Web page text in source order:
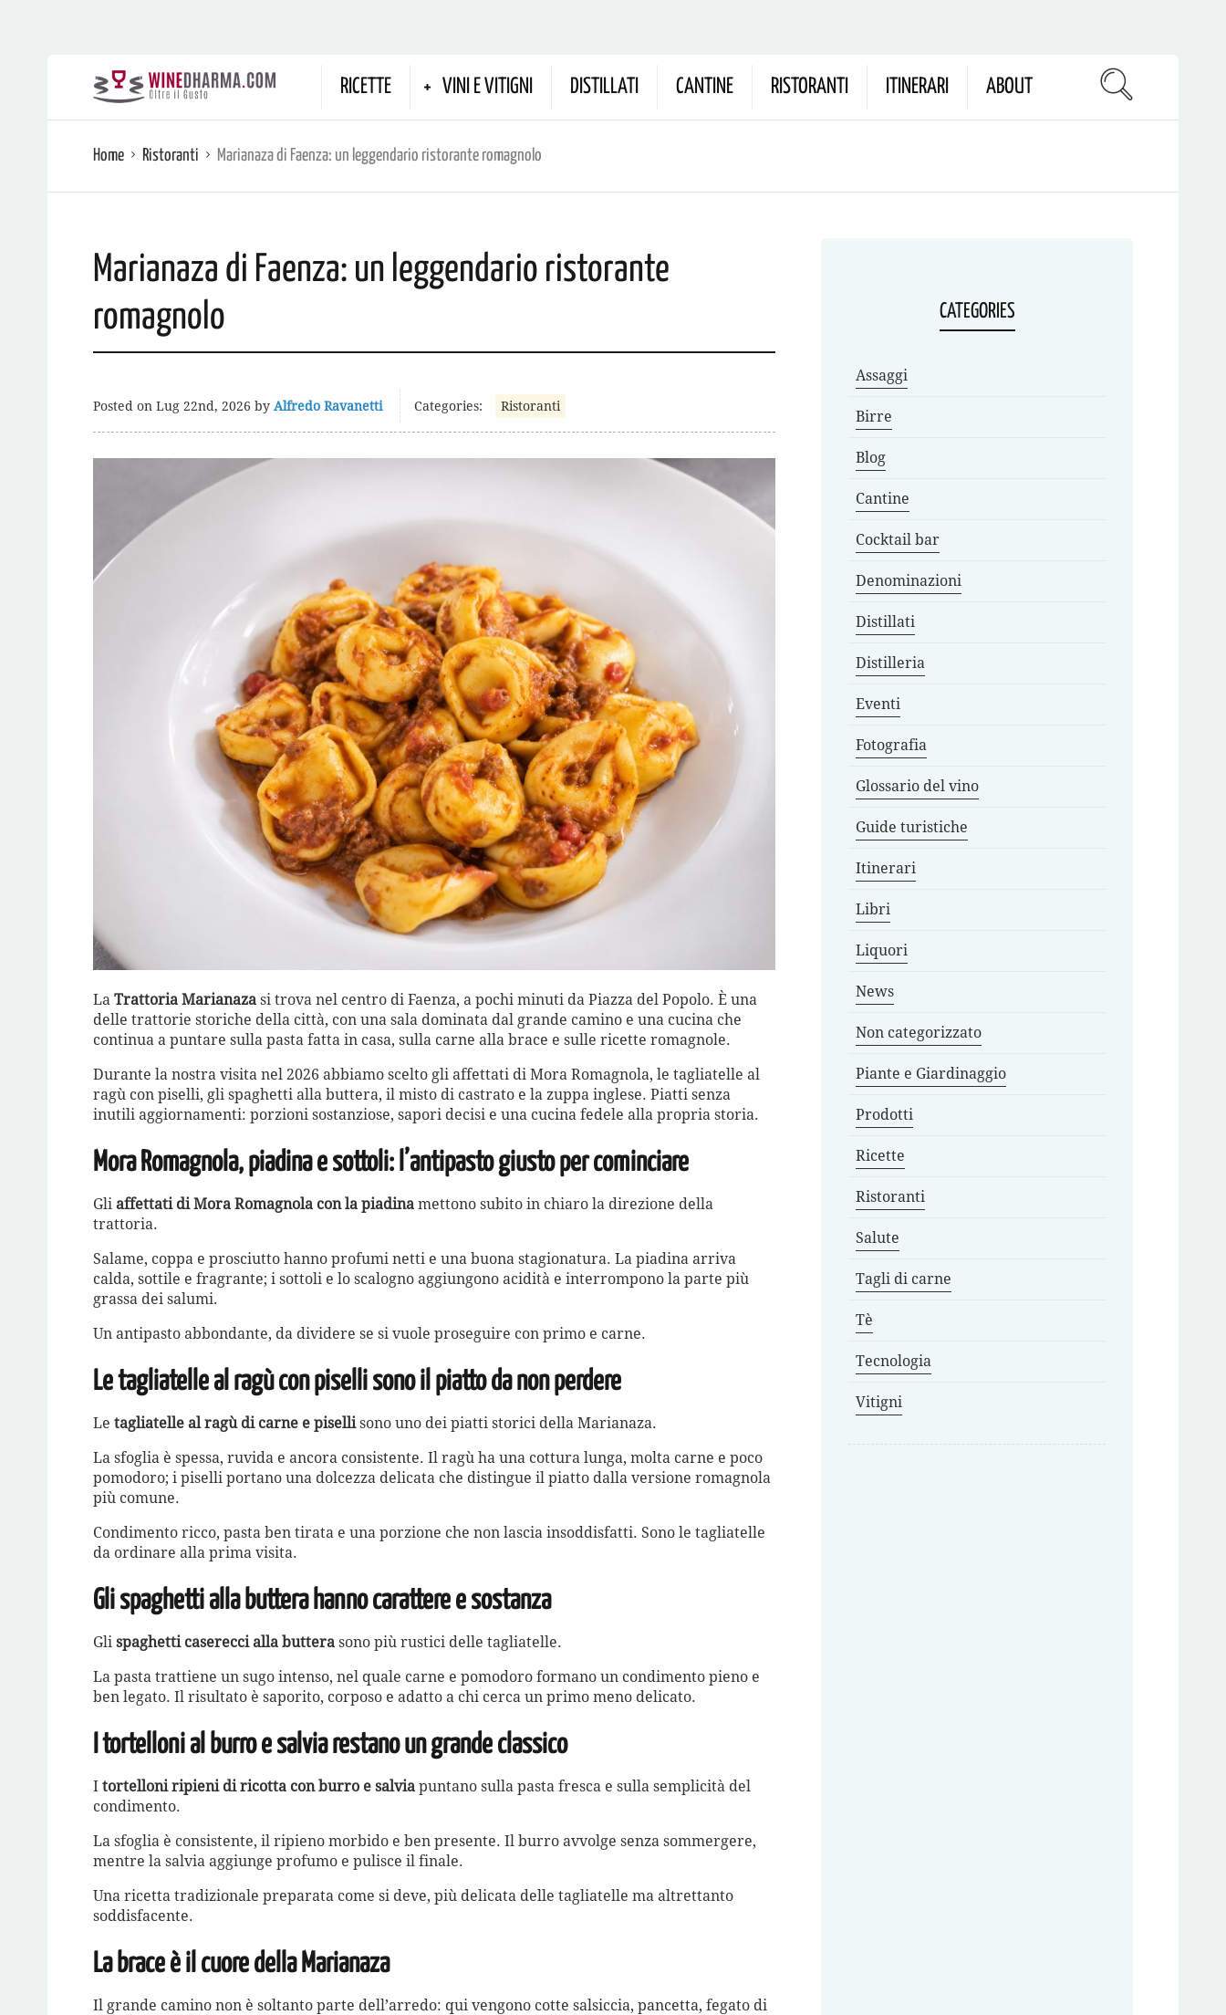
RICETTE VINI E VITIGNI DISTILLATI CANTINE RISTORANTI ITINERARI ABOUT
Home Ristoranti Marianaza di Faenza: un leggendario ristorante romagnolo
Marianaza di Faenza: un leggendario ristorante
romagnolo
Posted on Lug 22nd, 2026 by Alfredo Ravanetti Categories: Ristoranti
La Trattoria Marianaza si trova nel centro di Faenza, a pochi minuti da Piazza del Popolo. È una
delle trattorie storiche della città, con una sala dominata dal grande camino e una cucina che
continua a puntare sulla pasta fatta in casa, sulla carne alla brace e sulle ricette romagnole.
Durante la nostra visita nel 2026 abbiamo scelto gli affettati di Mora Romagnola, le tagliatelle al
ragù con piselli, gli spaghetti alla buttera, il misto di castrato e la zuppa inglese. Piatti senza
inutili aggiornamenti: porzioni sostanziose, sapori decisi e una cucina fedele alla propria storia.
Mora Romagnola, piadina e sottoli: l’antipasto giusto per cominciare
Gli affettati di Mora Romagnola con la piadina mettono subito in chiaro la direzione della
trattoria.
Salame, coppa e prosciutto hanno profumi netti e una buona stagionatura. La piadina arriva
calda, sottile e fragrante; i sottoli e lo scalogno aggiungono acidità e interrompono la parte più
grassa dei salumi.
Un antipasto abbondante, da dividere se si vuole proseguire con primo e carne.
Le tagliatelle al ragù con piselli sono il piatto da non perdere
Le tagliatelle al ragù di carne e pisellisono uno dei piatti storici della Marianaza.
La sfoglia è spessa, ruvida e ancora consistente. Il ragù ha una cottura lunga, molta carne e poco
pomodoro; i piselli portano una dolcezza delicata che distingue il piatto dalla versione romagnola
più comune.
Condimento ricco, pasta ben tirata e una porzione che non lascia insoddisfatti. Sono le tagliatelle
da ordinare alla prima visita.
Gli spaghetti alla buttera hanno carattere e sostanza
Gli spaghetti caserecci alla buttera sono più rustici delle tagliatelle.
La pasta trattiene un sugo intenso, nel quale carne e pomodoro formano un condimento pieno e
ben legato. Il risultato è saporito, corposo e adatto a chi cerca un primo meno delicato.
I tortelloni al burro e salvia restano un grande classico
I tortelloni ripieni di ricotta con burro e salvia puntano sulla pasta fresca e sulla semplicità del
condimento.
La sfoglia è consistente, il ripieno morbido e ben presente. Il burro avvolge senza sommergere,
mentre la salvia aggiunge profumo e pulisce il finale.
Una ricetta tradizionale preparata come si deve, più delicata delle tagliatelle ma altrettanto
soddisfacente.
La brace è il cuore della Marianaza
Il grande camino non è soltanto parte dell’arredo: qui vengono cotte salsiccia, pancetta, fegato di
CATEGORIES
Assaggi
Birre
Blog
Cantine
Cocktail bar
Denominazioni
Distillati
Distilleria
Eventi
Fotografia
Glossario del vino
Guide turistiche
Itinerari
Libri
Liquori
News
Non categorizzato
Piante e Giardinaggio
Prodotti
Ricette
Ristoranti
Salute
Tagli di carne
Tè
Tecnologia
Vitigni